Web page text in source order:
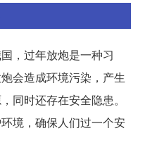
，过年放炮是一种习
会造成环境污染，产生
同时还存在安全隐患。
境，确保人们过一个安